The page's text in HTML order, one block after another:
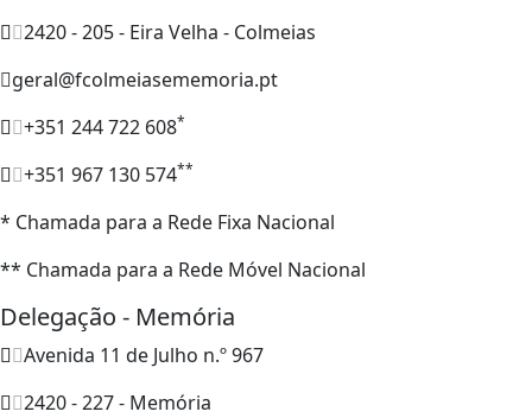
2420 - 205 - Eira Velha - Colmeias
geral@fcolmeiasememoria.pt
+351 244 722 608*
+351 967 130 574**
* Chamada para a Rede Fixa Nacional
** Chamada para a Rede Móvel Nacional
Delegação - Memória
Avenida 11 de Julho n.º 967
2420 - 227 - Memória